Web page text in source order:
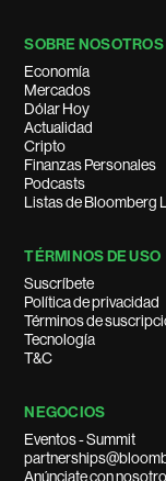
SOBRE NOSOTROS
Economía
Mercados
Dólar Hoy
Actualidad
Cripto
Finanzas Personales
Podcasts
Listas de Bloomberg
TÉRMINOS DE USO
Suscríbete
Política de privacidad
Términos de
Tecnología
T&C
NEGOCIOS
Eventos - Summit
Anúnciate con